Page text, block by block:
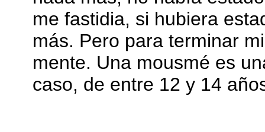
me fastidia, si hubiera
más. Pero para terminar
mente. Una mousmé es
caso, de entre 12 y 14